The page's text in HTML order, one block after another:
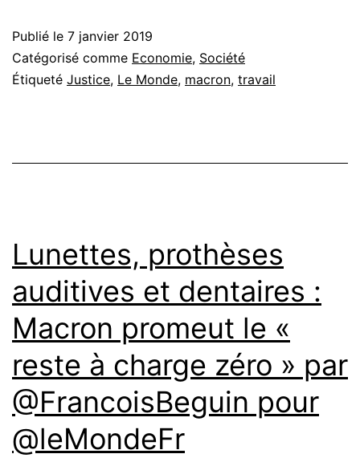
Publié le 7 janvier 2019
Catégorisé comme Economie, Société
Étiqueté Justice, Le Monde, macron, travail
Lunettes, prothèses
auditives et dentaires :
Macron promeut le «
reste à charge zéro » par
@FrancoisBeguin pour
@leMondeFr